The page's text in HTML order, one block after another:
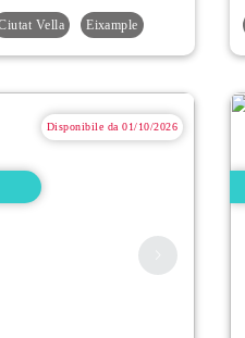
Vella Eixample
Disponibile da 01/10/2026